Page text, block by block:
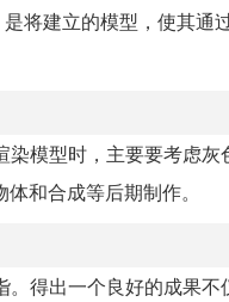
将建立的模型，使其通
模型时，主要要考虑
和合成等后期制作。
得出一个良好的成果